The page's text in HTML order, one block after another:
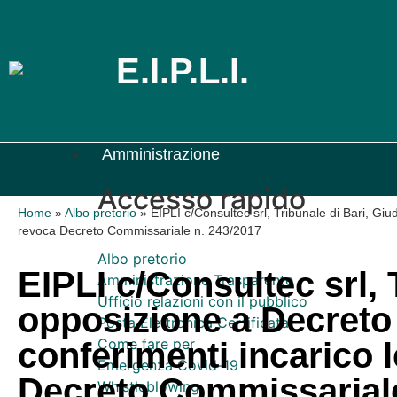
E.I.P.L.I.
Amministrazione
Accesso rapido
Albo pretorio
Amministrazione Trasparente
Ufficio relazioni con il pubblico
Posta Elettronica Certificata
Come fare per
Emergenza Covid-19
Whistleblowing
Home » Albo pretorio» EIPLI c/Consultec srl, Tribunale di Bari,
revoca Decreto Commissariale n. 243/2017
EIPLI c/Consultec srl,
opposizione a
conferimenti incarico